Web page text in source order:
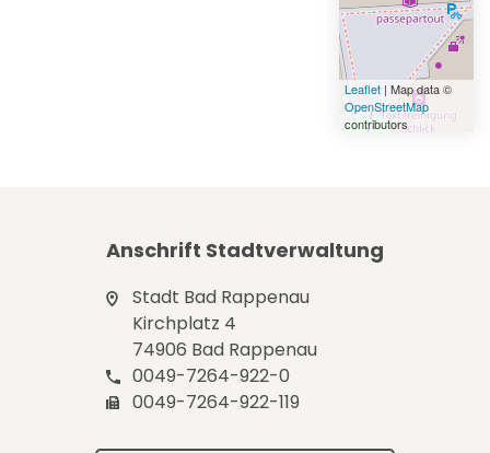
Leaflet| Map data ©
OpenStreetMap
contributors
Anschrift Stadtverwaltung
Stadt Bad Rappenau
Kirchplatz 4
74906 Bad Rappenau
0049-7264-922-0
0049-7264-922-119